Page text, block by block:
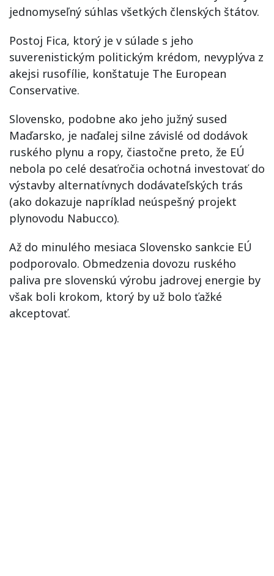
jednomyseľný súhlas všetkých členských štátov.
Postoj Fica, ktorý je v súlade s jeho
suverenistickým politickým krédom, nevyplýva z
akejsi rusofílie, konštatuje The European
Conservative.
Slovensko, podobne ako jeho južný sused
Maďarsko, je naďalej silne závislé od dodávok
ruského plynu a ropy, čiastočne preto, že EÚ
nebola po celé desaťročia ochotná investovať do
výstavby alternatívnych dodávateľských trás
(ako dokazuje napríklad neúspešný projekt
plynovodu Nabucco).
Až do minulého mesiaca Slovensko sankcie EÚ
podporovalo. Obmedzenia dovozu ruského
paliva pre slovenskú výrobu jadrovej energie by
však boli krokom, ktorý by už bolo ťažké
akceptovať.